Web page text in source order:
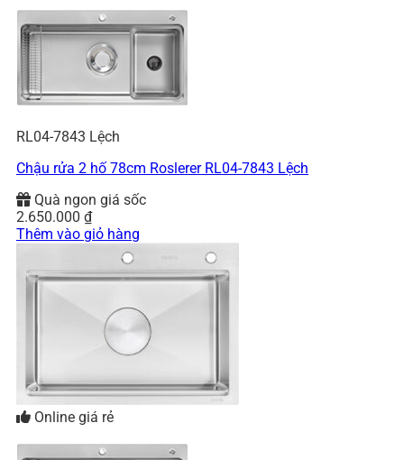
RL04-7843 Lệch
Chậu rửa 2 hố 78cm Roslerer RL04-7843 Lệch
Quà ngon giá sốc
2.650.000 ₫
Thêm vào giỏ hàng
Online giá rẻ